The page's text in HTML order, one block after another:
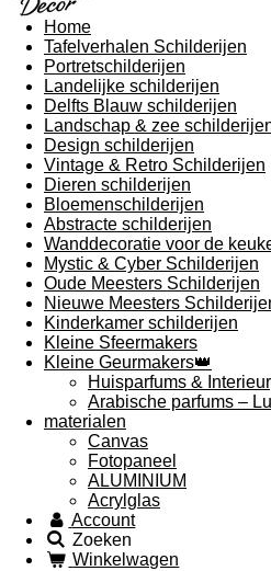
Home
Tafelverhalen Schilderijen
Portretschilderijen
Landelijke schilderijen
Delfts Blauw schilderijen
Landschap & zee
Design schilderijen
Vintage & Retro Schilderijen
Dieren schilderijen
Bloemenschilderijen
Abstracte schilderijen
Wanddecoratie voor de
Mystic & Cyber Schilderijen
Oude Meesters Schilderijen
Nieuwe Meesters
Kinderkamer schilderijen
Kleine Sfeermakers
Kleine Geurmakers👑
Huisparfums &
Arabische parfums –
materialen
Canvas
Fotopaneel
ALUMINIUM
Acrylglas
Account
Zoeken
Winkelwagen